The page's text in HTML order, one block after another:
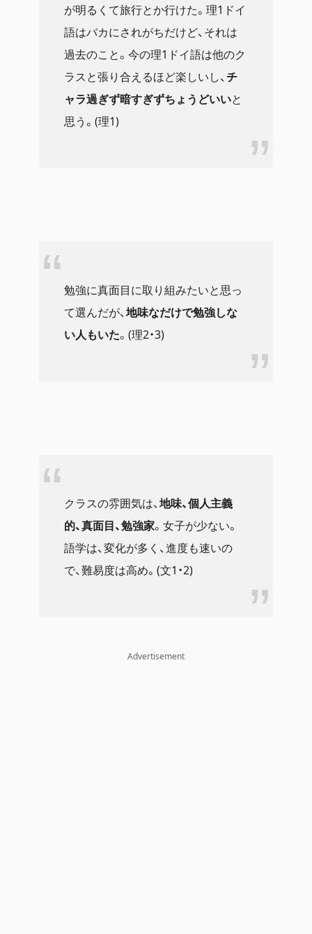
が明るくて旅行とか行けた。理1ドイ
語はバカにされがちだけど、それは
過去のこと。今の理1ドイ語は他のク
ラスと張り合えるほど楽しいし、チ
ャラ過ぎず暗すぎずちょうどいいと
思う。(理1)
勉強に真面目に取り組みたいと思っ
て選んだが、地味なだけで勉強しな
い人もいた。(理2・3)
クラスの雰囲気は、地味、個人主義
的、真面目、勉強家。女子が少ない。
語学は、変化が多く、進度も速いの
で、難易度は高め。(文1・2)
Advertisement